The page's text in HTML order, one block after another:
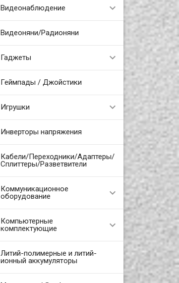
Видеонаблюдение
Видеоняни/Радионяни
Гаджеты
Геймпады / Джойстики
Игрушки
Инверторы напряжения
Кабели/Переходники/Адаптеры/
Сплиттеры/Разветвители
Коммуникационное
оборудование
Компьютерные
комплектующие
Литий-полимерные и литий-
ионный аккумуляторы